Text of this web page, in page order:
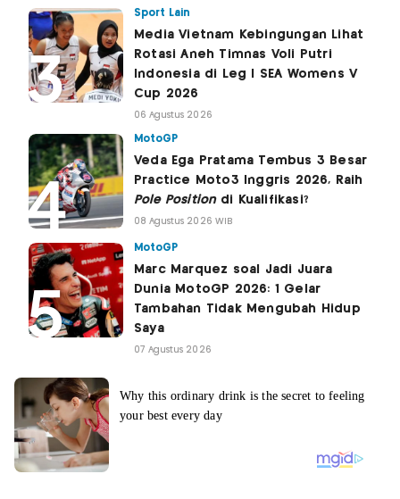
Sport Lain
Media Vietnam Kebingungan Lihat
Rotasi Aneh Timnas Voli Putri
Indonesia di Leg I SEA Womens V
Cup 2026
06 Agustus 2026
MotoGP
Veda Ega Pratama Tembus 3 Besar
Practice Moto3 Inggris 2026, Raih
Pole Positiondi Kualifikasi?
08 Agustus 2026 WIB
MotoGP
Marc Marquez soal Jadi Juara
Dunia MotoGP 2026: 1 Gelar
Tambahan Tidak Mengubah Hidup
Saya
07 Agustus 2026